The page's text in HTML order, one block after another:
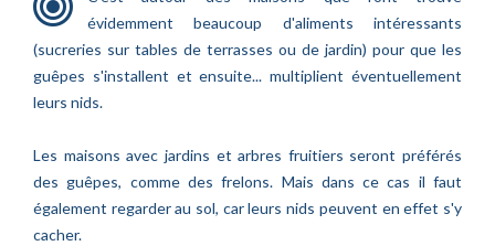
évidemment beaucoup d'aliments intéressants
(sucreries sur tables de terrasses ou de jardin) pour que les
guêpes s'installent et ensuite... multiplient éventuellement
leurs nids.
Les maisons avec jardins et arbres fruitiers seront préférés
des guêpes, comme des frelons. Mais dans ce cas il faut
également regarder au sol, car leurs nids peuvent en effet s'y
cacher.